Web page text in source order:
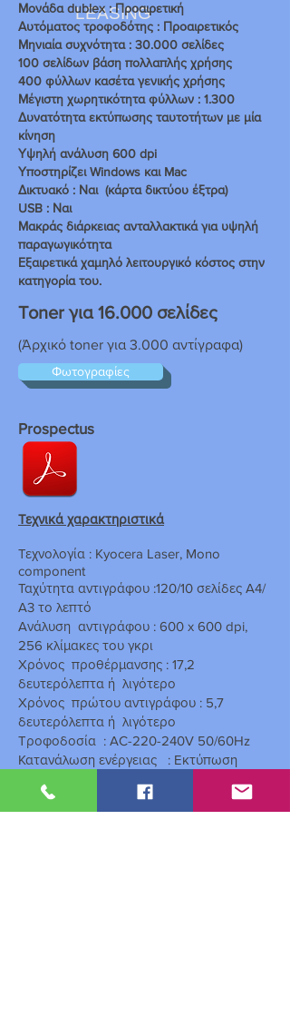
LEASING
Μονάδα dublex : Προαιρετική
Αυτόματος τροφοδότης : Προαιρετικός
Μηνιαία συχνότητα : 30.000 σελίδες
100 σελίδων βάση πολλαπλής χρήσης
400 φύλλων κασέτα γενικής χρήσης
Μέγιστη χωρητικότητα φύλλων : 1.300
Δυνατότητα εκτύπωσης ταυτοτήτων με μία
κίνηση
Υψηλή ανάλυση 600 dpi
Υποστηρίζει Windows και Mac
Δικτυακό : Ναι (κάρτα δικτύου έξτρα)
USB : Ναι
Μακράς διάρκειας ανταλλακτικά για υψηλή
παραγωγικότητα
Εξαιρετικά χαμηλό λειτουργικό κόστος στην
κατηγορία του.
Toner για 16.000 σελίδες
(Άρχικό toner για 3.000 αντίγραφα)
Φωτογραφίες
Prospectus
Τεχνικά χαρακτηριστικά
Τεχνολογία : Kyocera Laser, Mono
component
Ταχύτητα αντιγράφου :120/10 σελίδες Α4/
Α3 το λεπτό
Ανάλυση αντιγράφου : 600 x 600 dpi,
256 κλίμακες του γκρι
Χρόνος προθέρμανσης : 17,2
δευτερόλεπτα ή λιγότερο
Χρόνος πρώτου αντιγράφου : 5,7
δευτερόλεπτα ή λιγότερο
Τροφοδοσία : AC-220-240V 50/60Hz
Κατανάλωση ενέργειας : Εκτύπωση
Επεξεργαστής : ARM v5 base core